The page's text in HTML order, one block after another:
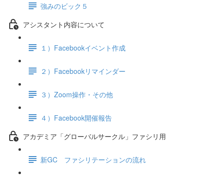
強みのビック５
アシスタント内容について
１）Facebookイベント作成
２）Facebookリマインダー
３）Zoom操作・その他
４）Facebook開催報告
アカデミア「グローバルサークル」ファシリ用
新GC ファシリテーションの流れ